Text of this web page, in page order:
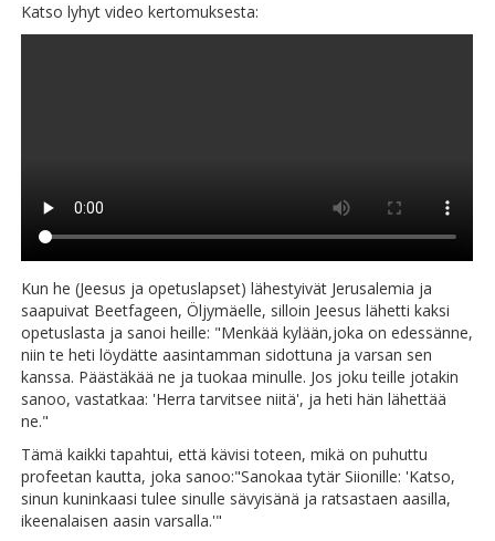
Katso lyhyt video kertomuksesta:
Kun he (Jeesus ja opetuslapset) lähestyivät Jerusalemia ja
saapuivat Beetfageen, Öljymäelle, silloin Jeesus lähetti kaksi
opetuslasta ja sanoi heille: "Menkää kylään,joka on edessänne,
niin te heti löydätte aasintamman sidottuna ja varsan sen
kanssa. Päästäkää ne ja tuokaa minulle. Jos joku teille jotakin
sanoo, vastatkaa: 'Herra tarvitsee niitä', ja heti hän lähettää
ne."
Tämä kaikki tapahtui, että kävisi toteen, mikä on puhuttu
profeetan kautta, joka sanoo:"Sanokaa tytär Siionille: 'Katso,
sinun kuninkaasi tulee sinulle sävyisänä ja ratsastaen aasilla,
ikeenalaisen aasin varsalla.'"